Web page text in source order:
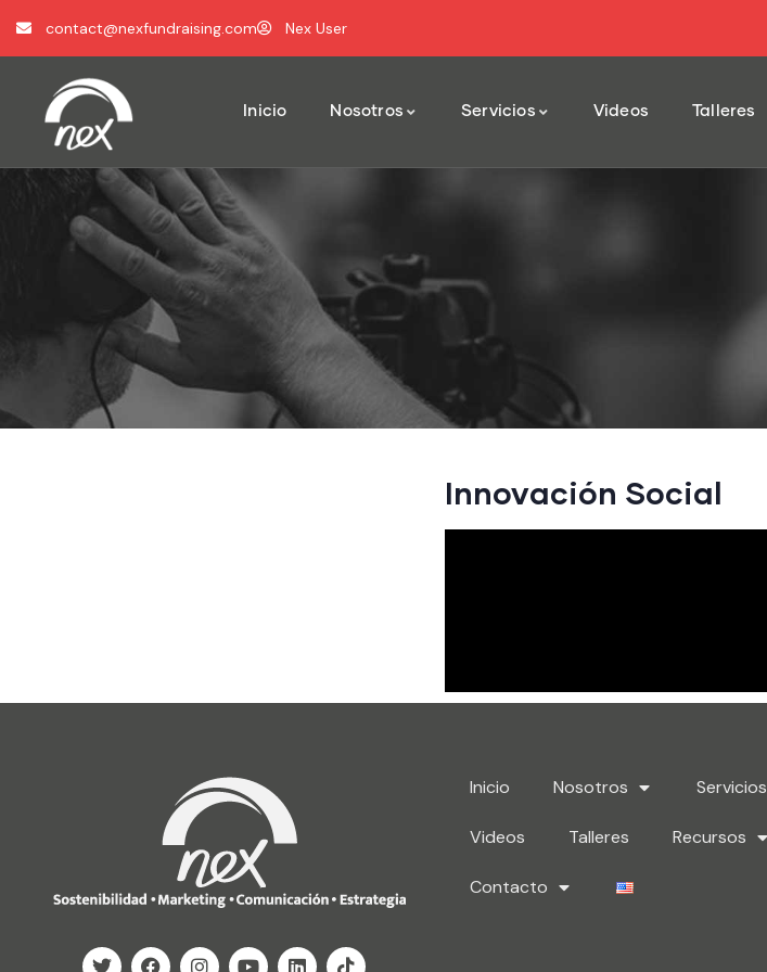
contact@nexfundraising.com Nex User
Inicio Nosotros Servicios Videos Talleres
Innovación Social
Inicio Nosotros Servicios
Videos Talleres Recursos
Contacto